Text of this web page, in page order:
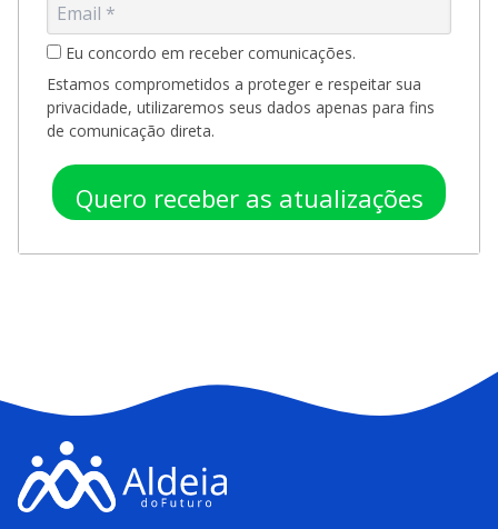
Eu concordo em receber comunicações.
Estamos comprometidos a proteger e respeitar sua
privacidade, utilizaremos seus dados apenas para fins
de comunicação direta.
Quero receber as atualizações